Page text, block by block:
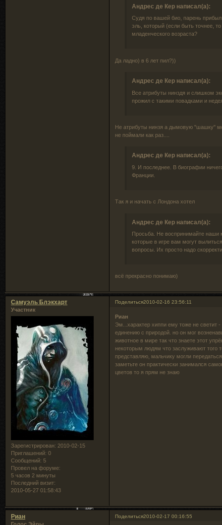
Андрес де Кер написал(а):
Судя по вашей био, парень
эль, который (если быть точнее,
младенческого возраста?
Да ладно) в 6 лет пил?))
Андрес де Кер написал(а):
Все атрибуты нинздя и слишком
прожил с такими повадками и
Не атрибуты нинзя а дымовую "шашку"
не поймали как раз....
Андрес де Кер написал(а):
9. И последнее. В биографии
Франции.
Так я и начать с Лондона хотел
Андрес де Кер написал(а):
Просьба. Не воспринимайте наши
которые в игре вам могут
вопросы. Их просто надо
всё прекрасно понимаю)
Поделиться2010-02-16 23:56:11
Самуэль Блэкхарт
Участник
Зарегистрирован: 2010-02-15
Приглашений: 0
Сообщений: 5
Провел на форуме:
5 часов 2 минуты
Последний визит:
2010-05-27 01:58:43
Риан
Эм...характер хиппи ему тоже не светит
единению с природой. но он мог
животное в мире так что знаете этот
некоторым людям что заслуживают того
представляю, мальчику могли
заметьте он практически занимался
цветов то я прям не знаю
Поделиться2010-02-17 00:16:55
Риан